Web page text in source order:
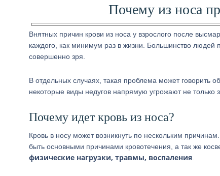
Почему из носа
Внятных причин крови из носа у взрослого после
каждого, как минимум раз в жизни. Большинство людей
совершенно зря.
В отдельных случаях, такая проблема может говорить
некоторые виды недугов напрямую угрожают не только
Почему идет кровь из носа?
Кровь в носу может возникнуть по нескольким
быть основными причинами кровотечения, а так же
физические нагрузки, травмы, воспаления